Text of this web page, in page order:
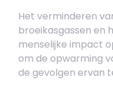
Het verminderen
broeikasgassen en
menselijke impact
om de opwarming
de gevolgen ervan